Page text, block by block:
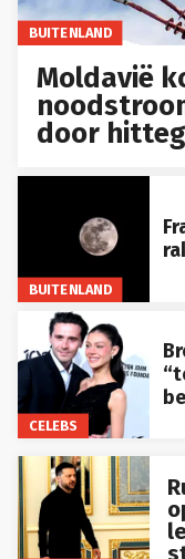
BUITENLAND
Moldavië
door
BUITENLAND
CELEBS